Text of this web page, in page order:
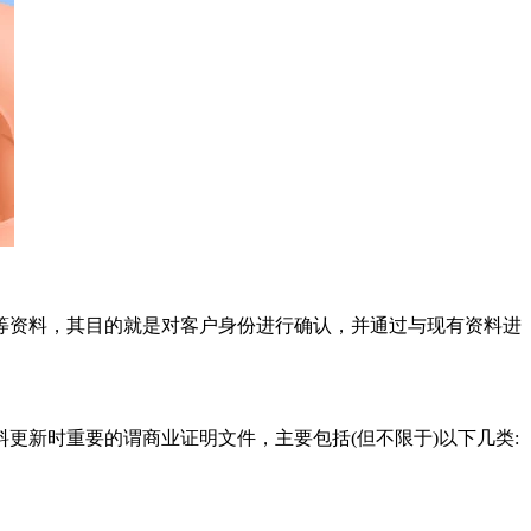
料，其目的就是对客户身份进行确认，并通过与现有资料进
新时重要的谓商业证明文件，主要包括(但不限于)以下几类: